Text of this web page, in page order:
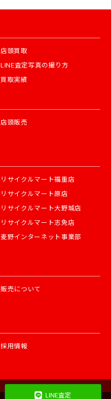
店頭買取
LINE査定写真の撮り方
買取実績
店頭販売
リサイクルマート福重店
リサイクルマート原店
リサイクルマート大野城店
リサイクルマート志免店
麦野インターネット事業部
販売について
採用情報
LINE査定